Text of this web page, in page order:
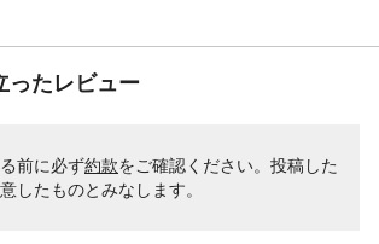
ったレビュー
前に必ず約款をご確認ください。投稿した
したものとみなします。